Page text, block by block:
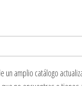
un amplio catálogo